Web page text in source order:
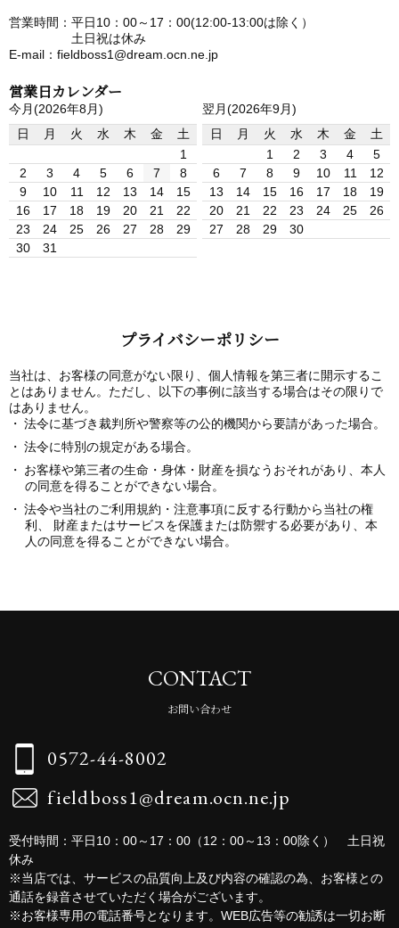
営業時間：平日10：00～17：00(12:00-13:00は除く）
土日祝は休み
E-mail：fieldboss1@dream.ocn.ne.jp
営業日カレンダー
今月(2026年8月)
日
月 火 水 木 金
土
1
2
3 4 5 6 7
8
9
10 11 12 13 14
15
16
17 18 19 20 21
22
23
24 25 26 27 28
29
30
31
翌月(2026年9月)
日
月 火 水 木 金
土
1
2 3 4
5
6
7 8 9 10 11
12
13
14 15 16 17 18
19
20
21 22 23 24 25
26
27
28 29 30
プライバシーポリシー
当社は、お客様の同意がない限り、個人情報を第三者に開示するこ
とはありません。ただし、以下の事例に該当する場合はその限りで
はありません。
法令に基づき裁判所や警察等の公的機関から要請があった場合。
法令に特別の規定がある場合。
お客様や第三者の生命・身体・財産を損なうおそれがあり、本人
の同意を得ることができない場合。
法令や当社のご利用規約・注意事項に反する行動から当社の権
利、 財産またはサービスを保護または防禦する必要があり、本
人の同意を得ることができない場合。
CONTACT
お問い合わせ
0572-44-8002
fieldboss1@dream.ocn.ne.jp
受付時間：平日10：00～17：00（12：00～13：00除く） 土日祝
休み
※当店では、サービスの品質向上及び内容の確認の為、お客様との
通話を録音させていただく場合がございます。
※お客様専用の電話番号となります。WEB広告等の勧誘は一切お断